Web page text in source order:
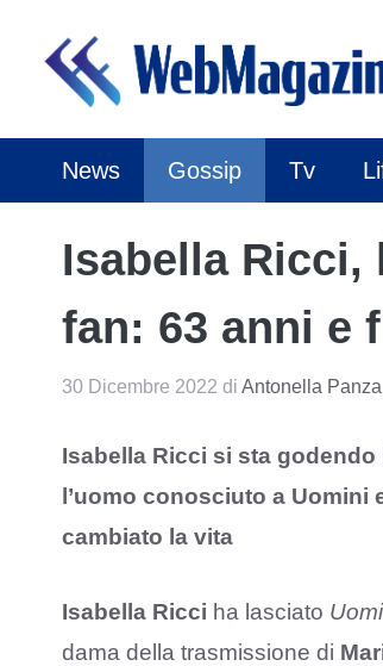
contenuto
News Gossip Tv
Isabella Ricci,
fan: 63 anni e
30 Dicembre 2022 di Antonella Panza
Isabella Ricci si sta
l’uomo conosciuto a
cambiato la vita
Isabella Ricci ha lasciato
dama della trasmissione di